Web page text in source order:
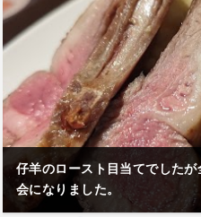
仔羊のロースト目当てでした
会になりました。